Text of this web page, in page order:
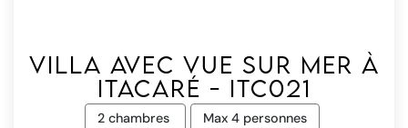
Villa avec vue sur mer à
Itacaré - Itc021
2 chambres Max 4 personnes